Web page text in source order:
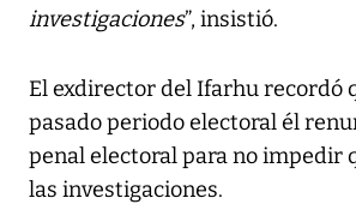
investigaciones”, insistió.
El exdirector del Ifarhu recordó
pasado periodo electoral él
penal electoral para no impedir
las investigaciones.